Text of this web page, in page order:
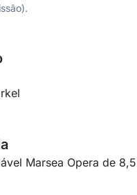
Marsea Opera de